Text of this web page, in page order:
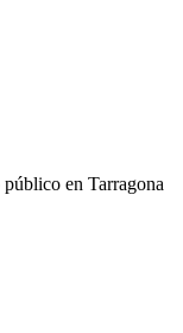
en Tarragona